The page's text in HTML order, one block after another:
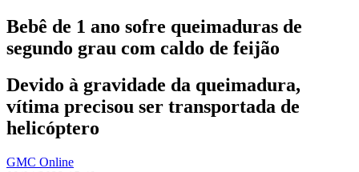
Bebê de 1 ano sofre queimaduras de
segundo grau com caldo de feijão
Devido à gravidade da queimadura,
vítima precisou ser transportada de
helicóptero
GMC Online